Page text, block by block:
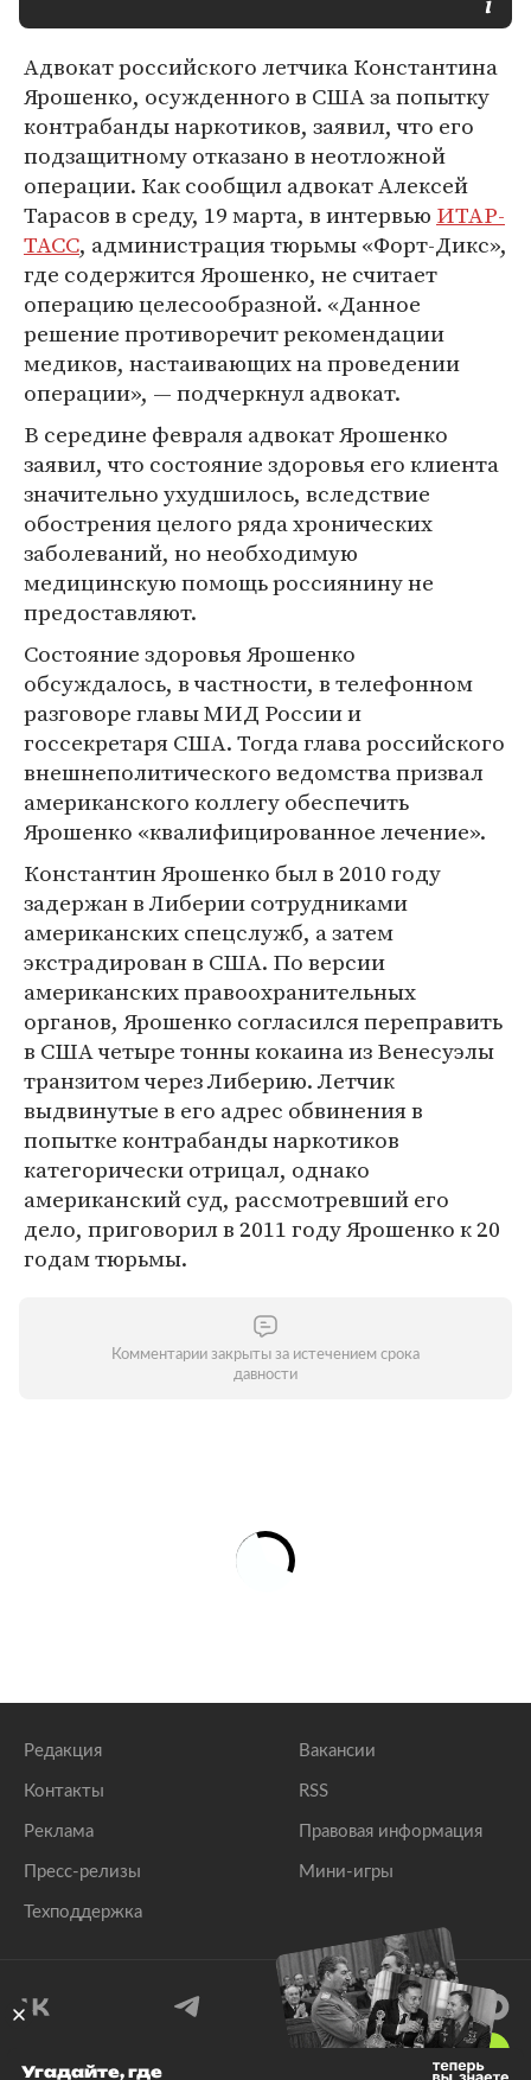
Адвокат российского летчика Константина
Ярошенко, осужденного в США за попытку
контрабанды наркотиков, заявил, что его
подзащитному отказано в неотложной
операции. Как сообщил адвокат Алексей
Тарасов в среду, 19 марта, в интервью ИТАР-
ТАСС, администрация тюрьмы «Форт-Дикс»,
где содержится Ярошенко, не считает
операцию целесообразной. «Данное
решение противоречит рекомендации
медиков, настаивающих на проведении
операции», — подчеркнул адвокат.
В середине февраля адвокат Ярошенко
заявил, что состояние здоровья его клиента
значительно ухудшилось, вследствие
обострения целого ряда хронических
заболеваний, но необходимую
медицинскую помощь россиянину не
предоставляют.
Состояние здоровья Ярошенко
обсуждалось, в частности, в телефонном
разговоре главы МИД России и
госсекретаря США. Тогда глава российского
внешнеполитического ведомства призвал
американского коллегу обеспечить
Ярошенко «квалифицированное лечение».
Константин Ярошенко был в 2010 году
задержан в Либерии сотрудниками
американских спецслужб, а затем
экстрадирован в США. По версии
американских правоохранительных
органов, Ярошенко согласился переправить
в США четыре тонны кокаина из Венесуэлы
транзитом через Либерию. Летчик
выдвинутые в его адрес обвинения в
попытке контрабанды наркотиков
категорически отрицал, однако
американский суд, рассмотревший его
дело, приговорил в 2011 году Ярошенко к 20
годам тюрьмы.
Комментарии закрыты за истечением срока
давности
Редакция
Контакты
Реклама
Пресс-релизы
Техподдержка
Вакансии
RSS
Правовая информация
Мини-игры
Угадайте, где